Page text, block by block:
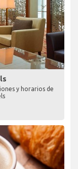
y horarios de